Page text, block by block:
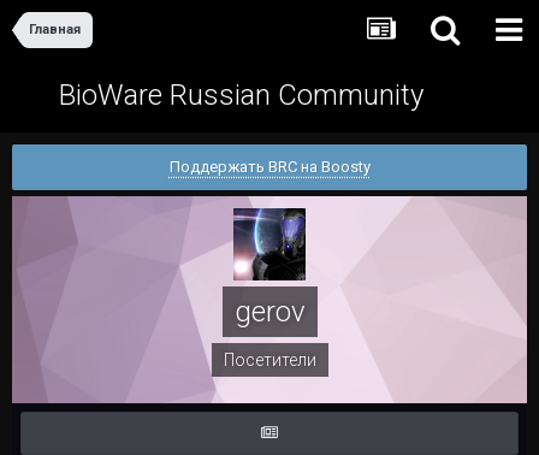
Главная
BioWare Russian Community
Поддержать BRC на Boosty
gerov
Посетители